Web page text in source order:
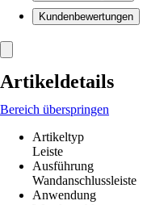
Kundenbewertungen
Artikeldetails
Bereich überspringen
Artikeltyp
Leiste
Ausführung
Wandanschlussleiste
Anwendung